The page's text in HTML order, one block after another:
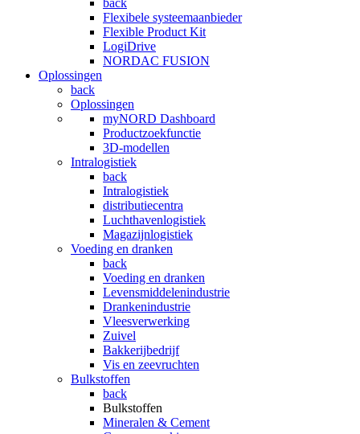
back
Flexibele systeemaanbieder
Flexible Product Kit
LogiDrive
NORDAC FUSION
Oplossingen
back
Oplossingen
myNORD Dashboard
Productzoekfunctie
3D-modellen
Intralogistiek
back
Intralogistiek
distributiecentra
Luchthavenlogistiek
Magazijnlogistiek
Voeding en dranken
back
Voeding en dranken
Levensmiddelenindustrie
Drankenindustrie
Vleesverwerking
Zuivel
Bakkerijbedrijf
Vis en zeevruchten
Bulkstoffen
back
Bulkstoffen
Mineralen & Cement